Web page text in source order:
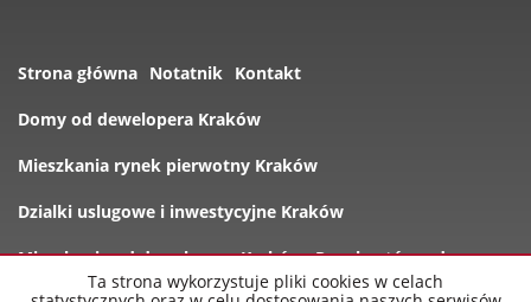
Strona główna Notatnik Kontakt
Domy od dewelopera Kraków
Mieszkania rynek pierwotny Kraków
Dzialki uslugowe i inwestycyjne Kraków
Mieszkania od dewelopera Kraków Rynek wtórny domy
Ta strona wykorzystuje pliki cookies w celach